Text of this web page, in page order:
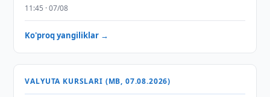
11:45 · 07/08
Ko'proq yangiliklar →
VALYUTA KURSLARI (MB, 07.08.2026)